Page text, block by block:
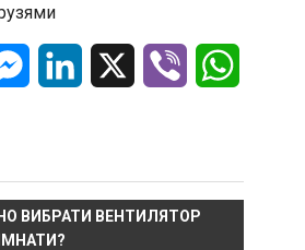
Messenger
LinkedIn Viber
ВИБРАТИ ВЕНТИЛЯТОР